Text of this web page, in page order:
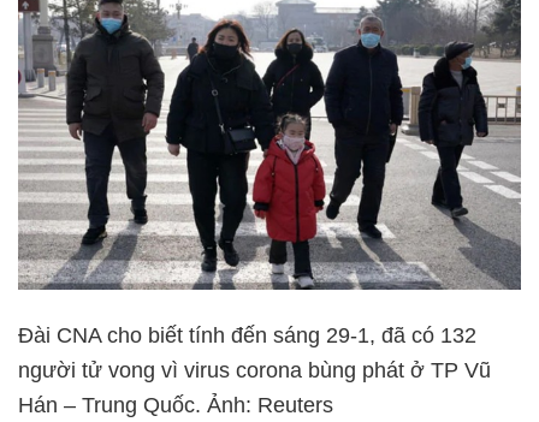
Đài CNA cho biết tính đến sáng 29-1, đã có 132
người tử vong vì virus corona bùng phát ở TP Vũ
Hán – Trung Quốc. Ảnh: Reuters